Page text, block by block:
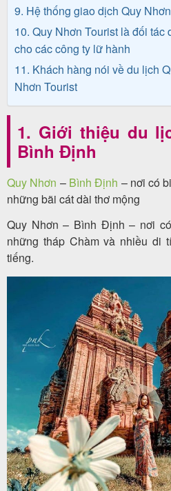
Tuyển
hệ
9. Hệ thống giao dịch Quy
10. Quy Nhơn Tourist là đối tác
cho các công ty lữ hành
11. Khách hàng nói về du lịch
Nhơn Tourist
1. Giới thiệu du
Bình Định
Quy Nhơn – Bình Định – nơi có
những bãi cát dài thơ mộng
Quy Nhơn – Bình Định – nơi
những tháp Chàm và nhiều di
tiếng.